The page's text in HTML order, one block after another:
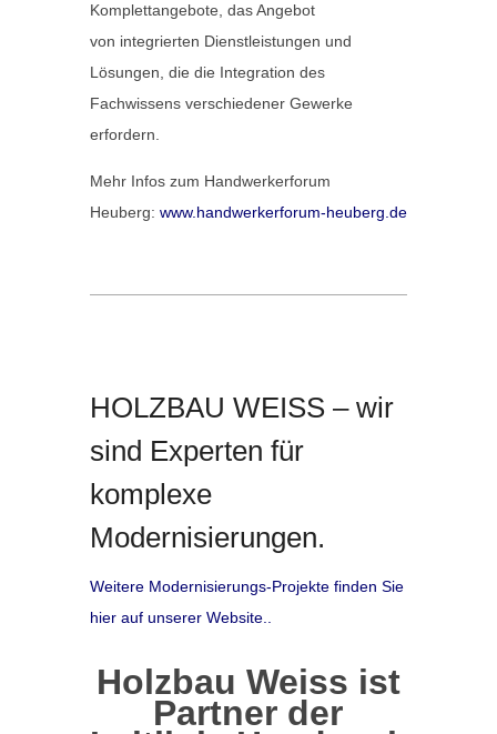
Komplettangebote, das Angebot
von integrierten Dienstleistungen und
Lösungen, die die Integration des
Fachwissens verschiedener Gewerke
erfordern.
Mehr Infos zum Handwerkerforum
Heuberg: www.handwerkerforum-heuberg.de
HOLZBAU WEISS – wir
sind Experten für
komplexe
Modernisierungen.
Weitere Modernisierungs-Projekte finden Sie
hier auf unserer Website..
Holzbau Weiss ist
Partner der